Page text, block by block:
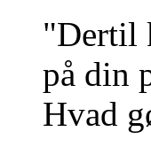
"Dertil
på din
Hvad